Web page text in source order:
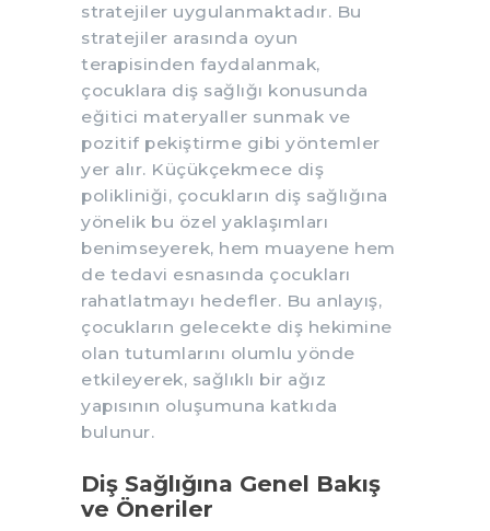
stratejiler uygulanmaktadır. Bu
stratejiler arasında oyun
terapisinden faydalanmak,
çocuklara diş sağlığı konusunda
eğitici materyaller sunmak ve
pozitif pekiştirme gibi yöntemler
yer alır. Küçükçekmece diş
polikliniği, çocukların diş sağlığına
yönelik bu özel yaklaşımları
benimseyerek, hem muayene hem
de tedavi esnasında çocukları
rahatlatmayı hedefler. Bu anlayış,
çocukların gelecekte diş hekimine
olan tutumlarını olumlu yönde
etkileyerek, sağlıklı bir ağız
yapısının oluşumuna katkıda
bulunur.
Diş Sağlığına Genel Bakış
ve Öneriler